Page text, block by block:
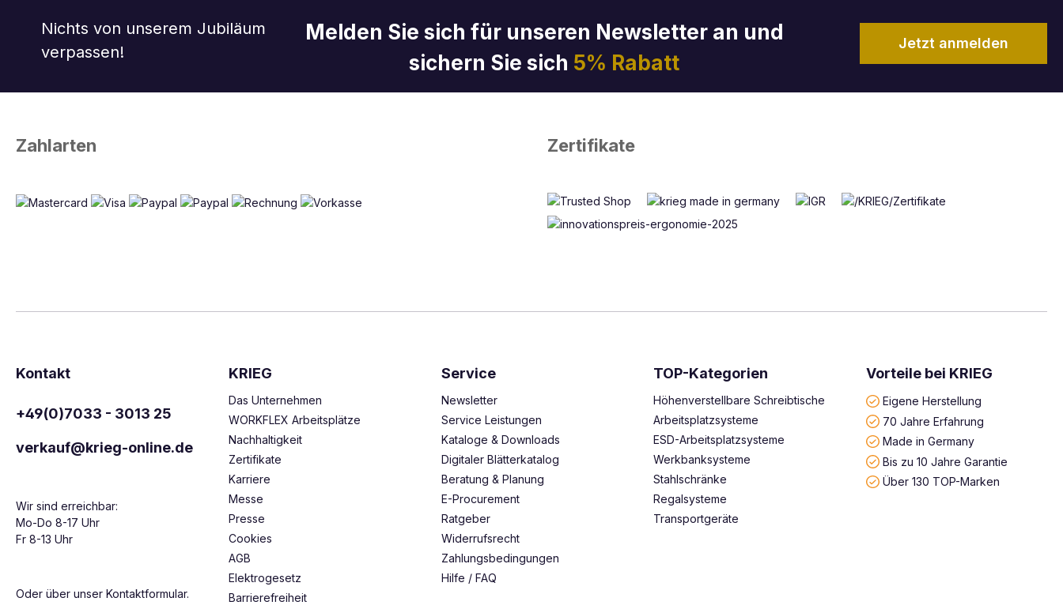
Nichts von unserem Jubiläum
verpassen!
Melden Sie sich für unseren Newsletter an und
sichern Sie sich 5% Rabatt
Jetzt anmelden
Zahlarten Zertifikate
Kontakt
+49(0)7033 - 3013 25
verkauf@krieg-online.de
Wir sind erreichbar:
Mo-Do 8-17 Uhr
Fr 8-13 Uhr
Oder über unser Kontaktformular.
KRIEG
Das Unternehmen
WORKFLEX Arbeitsplätze
Nachhaltigkeit
Zertifikate
Karriere
Messe
Presse
Cookies
AGB
Elektrogesetz
Barrierefreiheit
Service
Newsletter
Service Leistungen
Kataloge & Downloads
Digitaler Blätterkatalog
Beratung & Planung
E-Procurement
Ratgeber
Widerrufsrecht
Zahlungsbedingungen
Hilfe / FAQ
TOP-Kategorien
Höhenverstellbare Schreibtische
Arbeitsplatzsysteme
ESD-Arbeitsplatzsysteme
Werkbanksysteme
Stahlschränke
Regalsysteme
Transportgeräte
Vorteile bei KRIEG
Eigene Herstellung
70 Jahre Erfahrung
Made in Germany
Bis zu 10 Jahre Garantie
Über 130 TOP-Marken